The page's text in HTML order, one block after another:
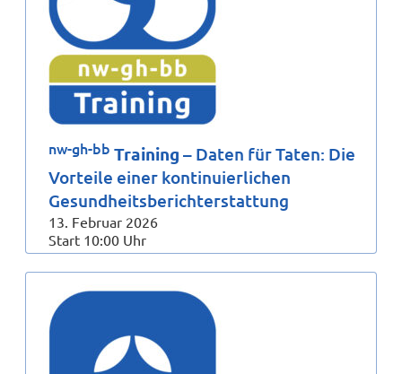
nw-gh-bb Training – Daten für Taten: Die
Vorteile einer kontinuierlichen
Gesundheitsberichterstattung
13. Februar 2026
Start 10:00 Uhr